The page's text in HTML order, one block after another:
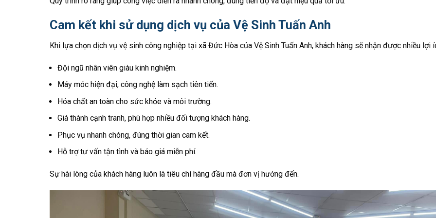
Cam kết khi sử dụng dịch vụ của Vệ Sinh Tuấn Anh
Khi lựa chọn dịch vụ vệ sinh công nghiệp tại xã Đức Hòa của Vệ Sinh Tuấn Anh, khách hàng sẽ nhận được nhiều lợi
Đội ngũ nhân viên giàu kinh nghiệm.
Máy móc hiện đại, công nghệ làm sạch tiên tiến.
Hóa chất an toàn cho sức khỏe và môi trường.
Giá thành cạnh tranh, phù hợp nhiều đối tượng khách hàng.
Phục vụ nhanh chóng, đúng thời gian cam kết.
Hỗ trợ tư vấn tận tình và báo giá miễn phí.
Sự hài lòng của khách hàng luôn là tiêu chí hàng đầu mà đơn vị hướng đến.